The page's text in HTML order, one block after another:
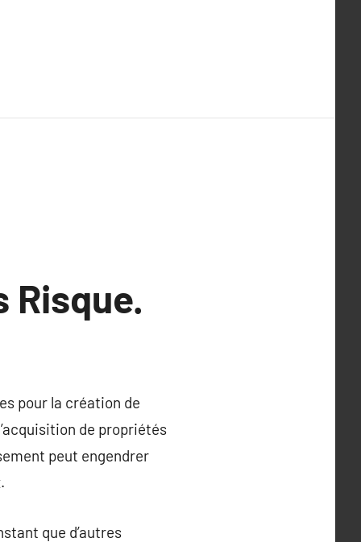
Risque.
pour la création de
de propriétés
peut engendrer
que d’autres